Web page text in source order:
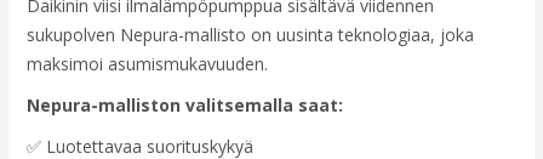
Daikinin viisi ilmalämpöpumppua sisältävä viidennen
sukupolven Nepura-mallisto on uusinta teknologiaa, joka
maksimoi asumismukavuuden.
Nepura-malliston valitsemalla saat:
✅ Luotettavaa suorituskykyä